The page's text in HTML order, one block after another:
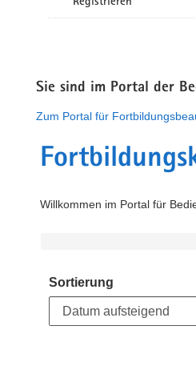
Sie sind im Portal der
Zum Portal für
Willkommen im Portal für
Sortierung